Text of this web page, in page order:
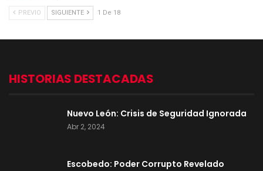
PREVIO SIGUIENTE 1 De 18
HISTORIAS DESTACADAS
Nuevo León: Crisis de Seguridad Ignorada
Abr 2, 2024
Escobedo: Poder Corrupto Revelado